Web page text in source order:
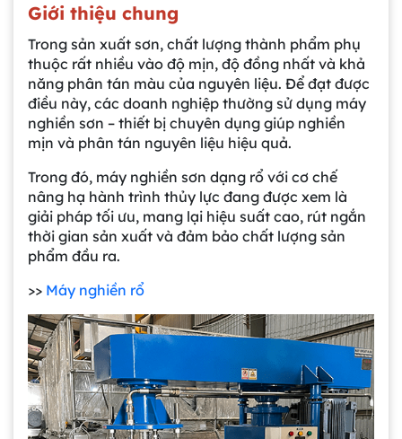
Giới thiệu chung
Trong sản xuất sơn, chất lượng thành phẩm phụ
thuộc rất nhiều vào độ mịn, độ đồng nhất và khả
năng phân tán màu của nguyên liệu. Để đạt được
điều này, các doanh nghiệp thường sử dụng máy
nghiền sơn – thiết bị chuyên dụng giúp nghiền
mịn và phân tán nguyên liệu hiệu quả.
Trong đó, máy nghiền sơn dạng rổ với cơ chế
nâng hạ hành trình thủy lực đang được xem là
giải pháp tối ưu, mang lại hiệu suất cao, rút ngắn
thời gian sản xuất và đảm bảo chất lượng sản
phẩm đầu ra.
>> Máy nghiền rổ